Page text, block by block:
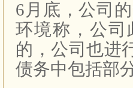
6 月底，公司
环境称，公司
的，公司也进
债务中包括部